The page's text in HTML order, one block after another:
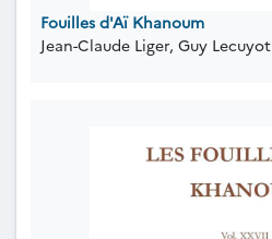
Fouilles d'Aï Khanoum
Jean-Claude Liger, Guy Lecuyot